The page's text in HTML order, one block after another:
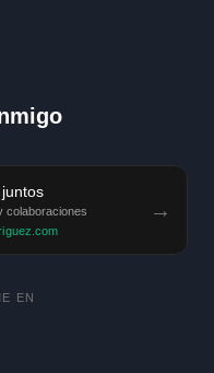
colaboraciones
→
EN